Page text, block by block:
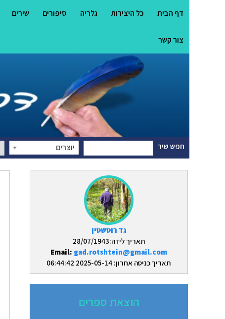
דף הבית כל היצירות גלריה סיפורים שירים
צור קשר
חפש שיר יוצרים
גד רוטשטין
תאריך לידה:28/07/1943
Email: gad.rotshtein@gmail.com
תאריך כניסה אחרון: 2025-05-14 06:44:42
הוצאת ספרים